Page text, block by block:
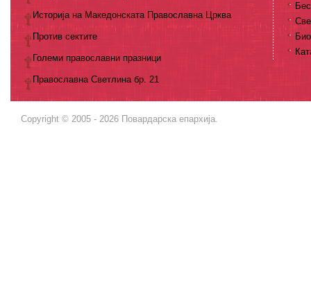
Историја на Македонската Православна Црква
Против сектите
Големи православни празници
Православна Светлина бр. 21
Copyright © 2005 - 2026 Повардарска епархија.